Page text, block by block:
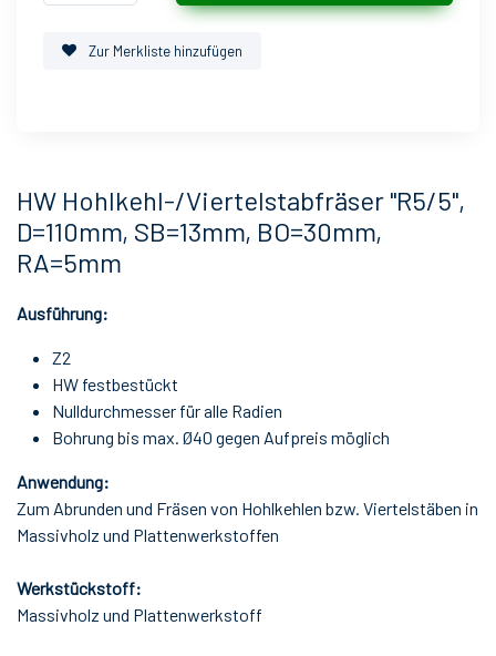
Zur Merkliste hinzufügen
HW Hohlkehl-/Viertelstabfräser "R5/5",
D=110mm, SB=13mm, BO=30mm,
RA=5mm
Ausführung:
Z2
HW festbestückt
Nulldurchmesser für alle Radien
Bohrung bis max. Ø40 gegen Aufpreis möglich
Anwendung:
Zum Abrunden und Fräsen von Hohlkehlen bzw. Viertelstäben in
Massivholz und Plattenwerkstoffen
Werkstückstoff:
Massivholz und Plattenwerkstoff